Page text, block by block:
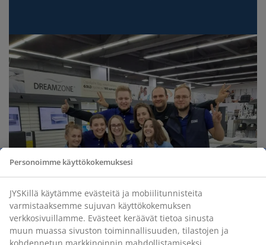
Personoimme käyttökokemuksesi
JYSKillä käytämme evästeitä ja mobiilitunnisteita
varmistaaksemme sujuvan käyttökokemuksen
verkkosivuillamme. Evästeet keräävät tietoa sinusta
muun muassa sivuston toiminnallisuuden, tilastojen ja